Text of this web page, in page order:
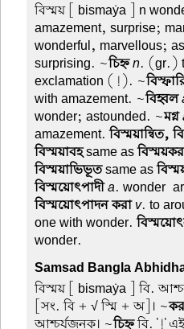
বিস্ময়[ bismaẏa ] n
amazement, surprise;
wonderful, marvellous;
surprising. ~চিহ্নn. (gr.)
exclamation (!). ~
with amazement. ~বিহ্বল
wonder; astounded. ~মগ্ন
amazement.বিস্ময়ান্বিত,
বিস্ময়াবহsame asবিস্ময়কর
বিস্ময়াভিভূতsame as
বিস্ময়োৎপাদীa. wonder-
বিস্ময়োৎপাদন করা v. to
one with wonder.
wonder.
Samsad Bangla
বিস্ময়[ bismaẏa ] বি.
[সং. বি + √ স্মি + অ]। ~
আশ্চর্যজনক। ~চিহ্নবি. '!' এই